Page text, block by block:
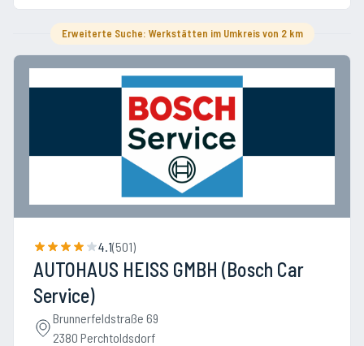
Erweiterte Suche: Werkstätten im Umkreis von 2 km
4.1(501)
AUTOHAUS HEISS GMBH (Bosch Car
Service)
Brunnerfeldstraße 69
2380 Perchtoldsdorf